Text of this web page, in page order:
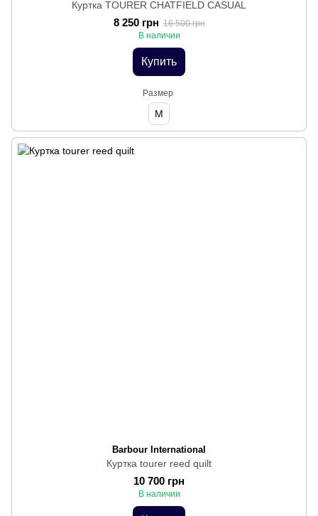
Куртка TOURER CHATFIELD CASUAL
8 250 грн 16 500 грн
В наличии
Купить
Размер
M
Barbour International
Куртка tourer reed quilt
10 700 грн
В наличии